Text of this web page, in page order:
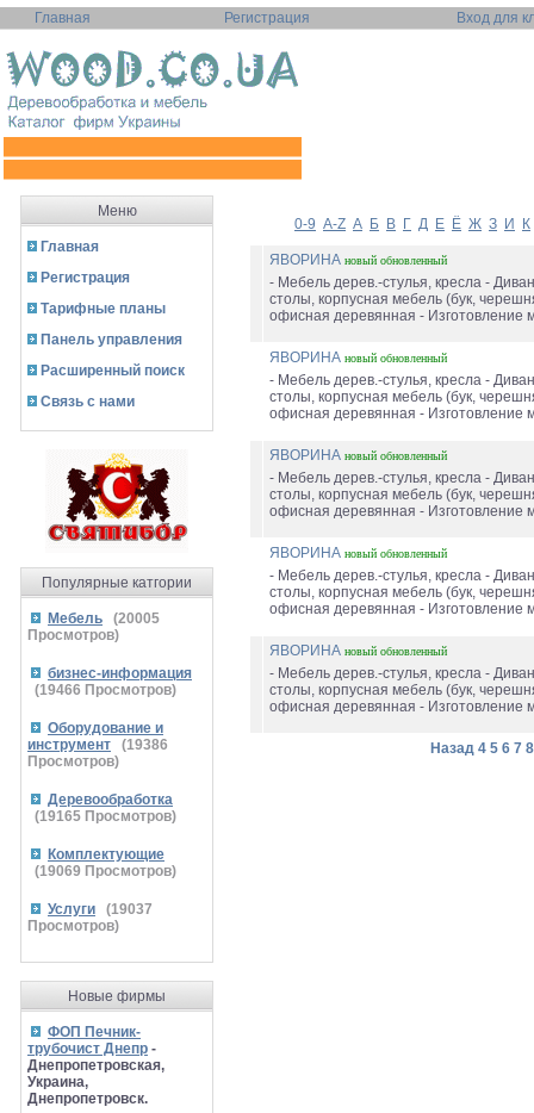
Главная Регистрация Вход для
Меню
Главная
Регистрация
Тарифные планы
Панель управления
Расширенный поиск
Связь с нами
Популярные катгории
Мебель (20005
Просмотров)
бизнес-информация
(19466 Просмотров)
Оборудование и
инструмент
(19386
Просмотров)
Деревообработка
(19165 Просмотров)
Комплектующие
(19069 Просмотров)
Услуги (19037
Просмотров)
Новые фирмы
ФОП Печник-
трубочист Днепр -
Днепропетровская,
Украина,
Днепропетровск.
0-9 A-Z А Б В Г Д Е Ё Ж З И К
ЯВОРИНА новый обновленный
- Мебель дерев.-стулья, кресла -
столы, корпусная мебель (бук,
офисная деревянная - Изготовление
ЯВОРИНА новый обновленный
- Мебель дерев.-стулья, кресла -
столы, корпусная мебель (бук,
офисная деревянная - Изготовление
ЯВОРИНА новый обновленный
- Мебель дерев.-стулья, кресла -
столы, корпусная мебель (бук,
офисная деревянная - Изготовление
ЯВОРИНА новый обновленный
- Мебель дерев.-стулья, кресла -
столы, корпусная мебель (бук,
офисная деревянная - Изготовление
ЯВОРИНА новый обновленный
- Мебель дерев.-стулья, кресла -
столы, корпусная мебель (бук,
офисная деревянная - Изготовление
Назад 4 5 6 7 8